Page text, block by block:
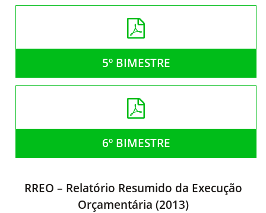
5º BIMESTRE
6º BIMESTRE
RREO – Relatório Resumido da Execução
Orçamentária (2013)